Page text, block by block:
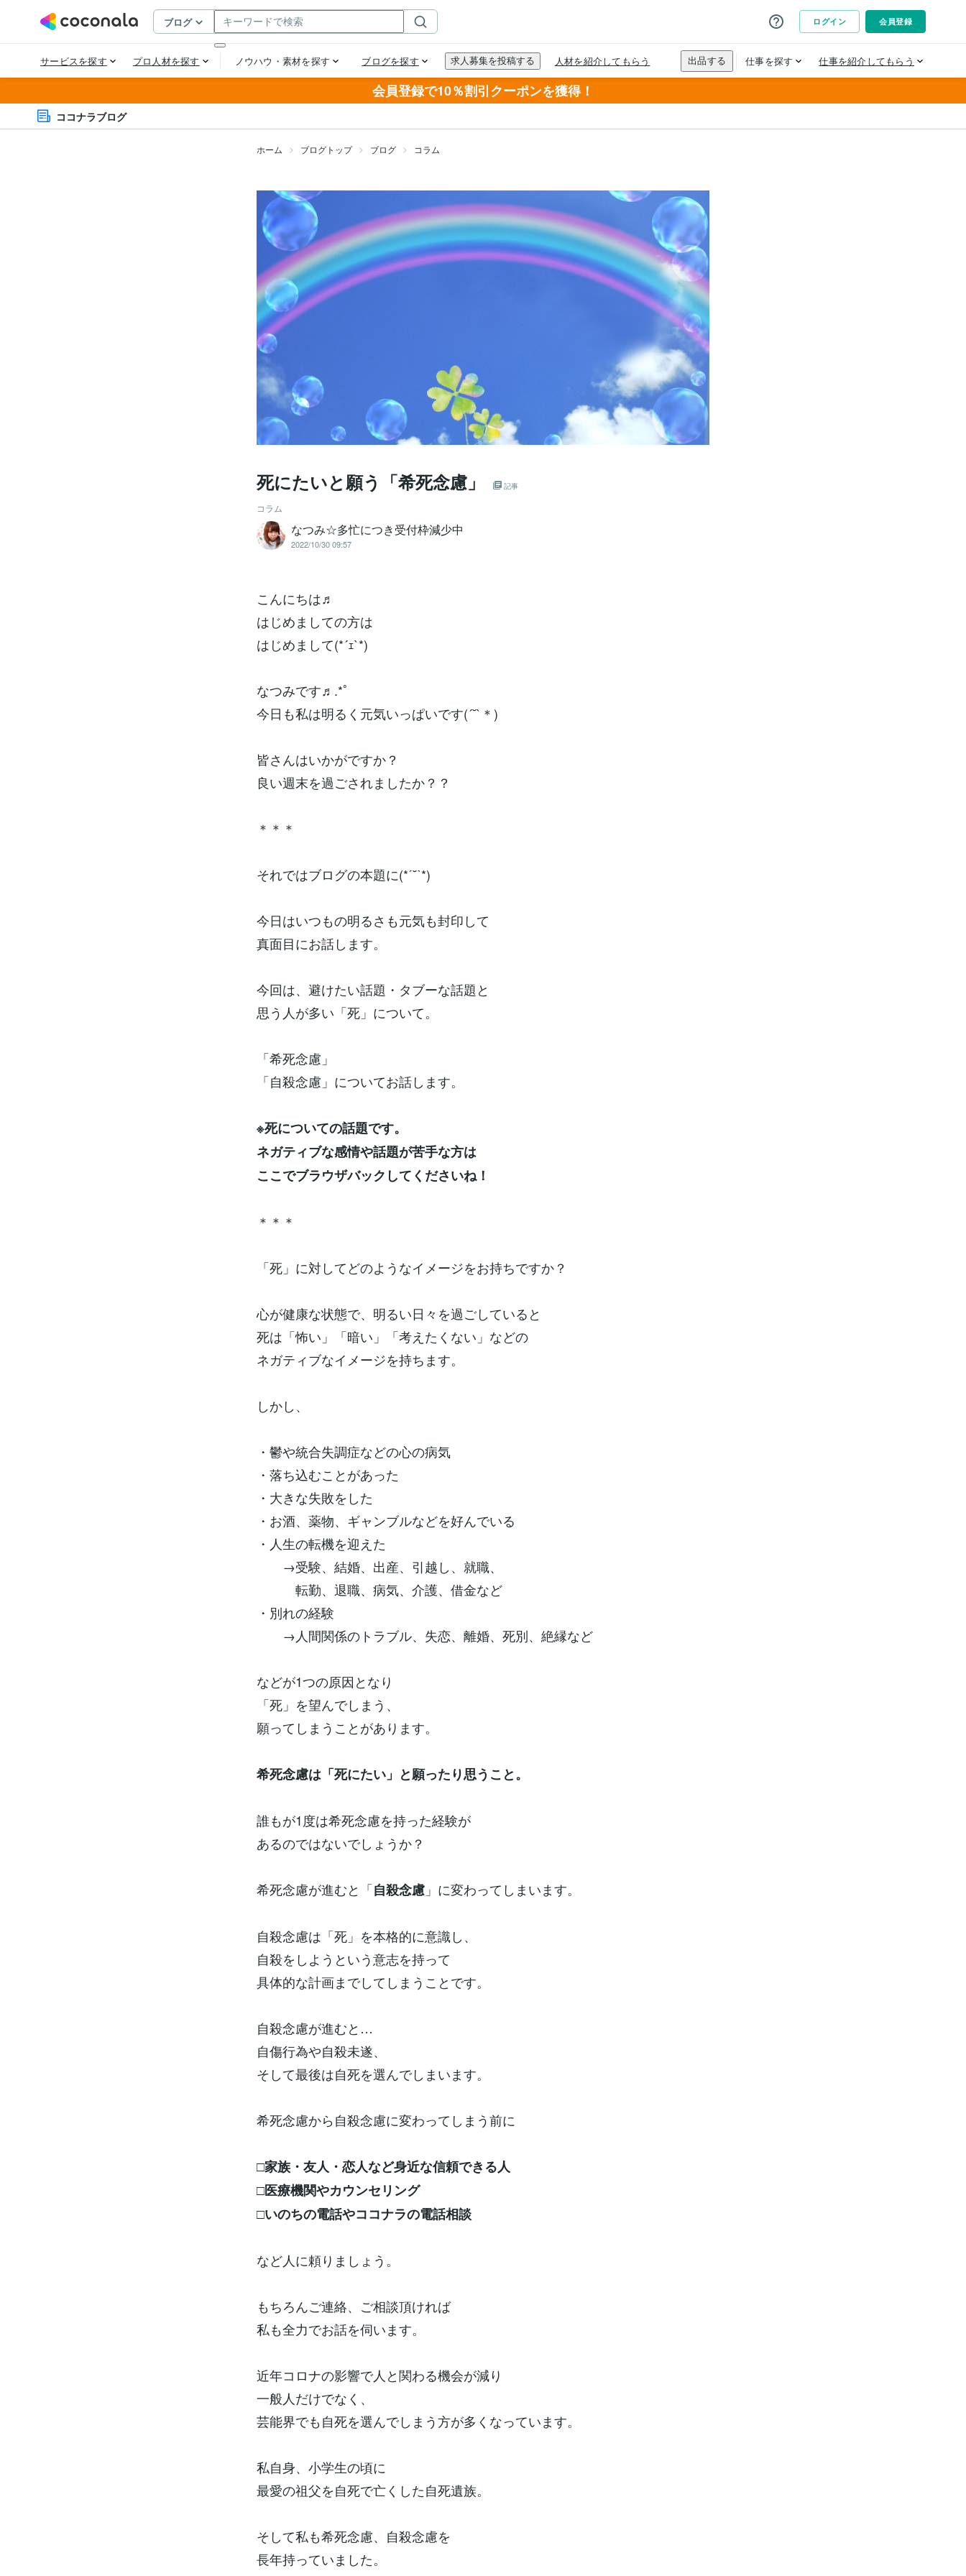
会員登録で10％割引クーポンを獲得！
ココナラブログ
ホーム ブログトップ ブログ コラム
死にたいと願う「希死念慮」 記事
コラム
なつみ☆多忙につき受付枠減少中
2022/10/30 09:57
こんにちは♬
はじめましての方は
はじめまして(*´ｪ`*)
なつみです♬.*ﾟ
今日も私は明るく元気いっぱいです(´˘`＊)
皆さんはいかがですか？
良い週末を過ごされましたか？？
＊＊＊
それではブログの本題に(*ˊ˘ˋ*)
今日はいつもの明るさも元気も封印して
真面目にお話します。
今回は、避けたい話題・タブーな話題と
思う人が多い「死」について。
「希死念慮」
「自殺念慮」についてお話します。
※死についての話題です。
ネガティブな感情や話題が苦手な方は
ここでブラウザバックしてくださいね！
＊＊＊
「死」に対してどのようなイメージをお持ちですか？
心が健康な状態で、明るい日々を過ごしていると
死は「怖い」「暗い」「考えたくない」などの
ネガティブなイメージを持ちます。
しかし、
・鬱や統合失調症などの心の病気
・落ち込むことがあった
・大きな失敗をした
・お酒、薬物、ギャンブルなどを好んでいる
・人生の転機を迎えた
→受験、結婚、出産、引越し、就職、
転勤、退職、病気、介護、借金など
・別れの経験
→人間関係のトラブル、失恋、離婚、死別、絶縁など
などが1つの原因となり
「死」を望んでしまう、
願ってしまうことがあります。
希死念慮は「死にたい」と願ったり思うこと。
誰もが1度は希死念慮を持った経験が
あるのではないでしょうか？
希死念慮が進むと「自殺念慮 」に変わってしまいます。
自殺念慮は「死」を本格的に意識し、
自殺をしようという意志を持って
具体的な計画までしてしまうことです。
自殺念慮が進むと…
自傷行為や自殺未遂、
そして最後は自死を選んでしまいます。
希死念慮から自殺念慮に変わってしまう前に
□家族・友人・恋人など身近な信頼できる人
□医療機関やカウンセリング
□いのちの電話やココナラの電話相談
など人に頼りましょう。
もちろんご連絡、ご相談頂ければ
私も全力でお話を伺います。
近年コロナの影響で人と関わる機会が減り
一般人だけでなく、
芸能界でも自死を選んでしまう方が多くなっています。
私自身、小学生の頃に
最愛の祖父を自死で亡くした自死遺族。
そして私も希死念慮、自殺念慮を
長年持っていました。